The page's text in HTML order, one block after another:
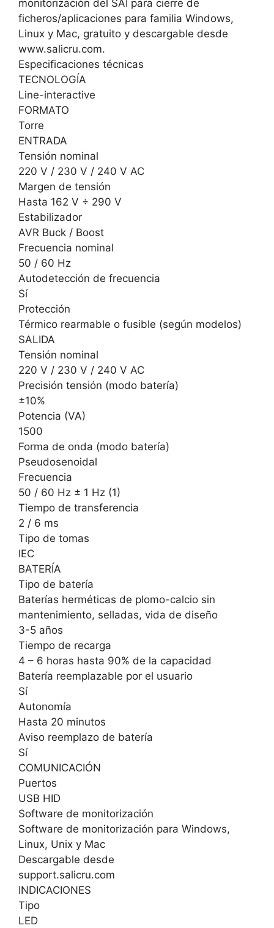
monitorización del SAI para cierre de
ficheros/aplicaciones para familia Windows,
Linux y Mac, gratuito y descargable desde
www.salicru.com.
Especificaciones técnicas
TECNOLOGÍA
Line-interactive
FORMATO
Torre
ENTRADA
Tensión nominal
220 V / 230 V / 240 V AC
Margen de tensión
Hasta 162 V ÷ 290 V
Estabilizador
AVR Buck / Boost
Frecuencia nominal
50 / 60 Hz
Autodetección de frecuencia
Sí
Protección
Térmico rearmable o fusible (según modelos)
SALIDA
Tensión nominal
220 V / 230 V / 240 V AC
Precisión tensión (modo batería)
±10%
Potencia (VA)
1500
Forma de onda (modo batería)
Pseudosenoidal
Frecuencia
50 / 60 Hz ± 1 Hz (1)
Tiempo de transferencia
2 / 6 ms
Tipo de tomas
IEC
BATERÍA
Tipo de batería
Baterías herméticas de plomo-calcio sin
mantenimiento, selladas, vida de diseño
3-5 años
Tiempo de recarga
4 – 6 horas hasta 90% de la capacidad
Batería reemplazable por el usuario
Sí
Autonomía
Hasta 20 minutos
Aviso reemplazo de batería
Sí
COMUNICACIÓN
Puertos
USB HID
Software de monitorización
Software de monitorización para Windows,
Linux, Unix y Mac
Descargable desde
support.salicru.com
INDICACIONES
Tipo
LED